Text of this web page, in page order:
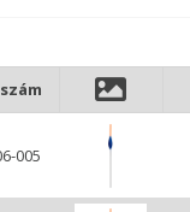
005